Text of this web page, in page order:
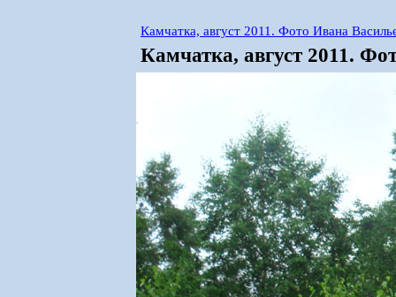
Камчатка, август 2011. Фото Ивана
Камчатка, август 2011.